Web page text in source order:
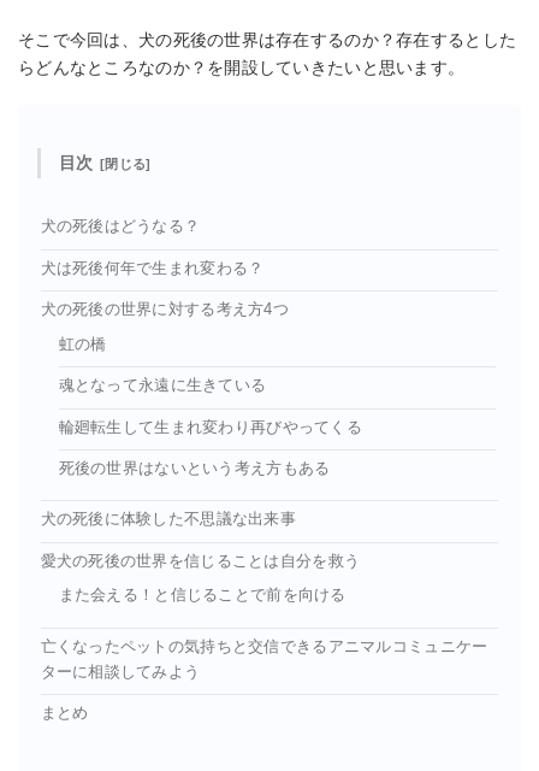
そこで今回は、犬の死後の世界は存在するのか？存在するとした
らどんなところなのか？を開設していきたいと思います。
目次
犬の死後はどうなる？
犬は死後何年で生まれ変わる？
犬の死後の世界に対する考え方4つ
虹の橋
魂となって永遠に生きている
輪廻転生して生まれ変わり再びやってくる
死後の世界はないという考え方もある
犬の死後に体験した不思議な出来事
愛犬の死後の世界を信じることは自分を救う
また会える！と信じることで前を向ける
亡くなったペットの気持ちと交信できるアニマルコミュニケー
ターに相談してみよう
まとめ